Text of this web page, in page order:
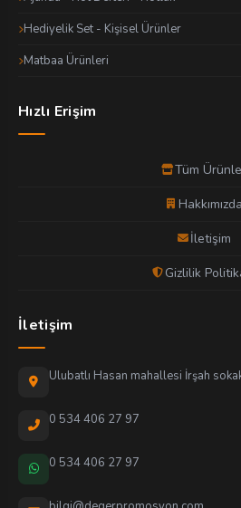
Hediyelik Set - Kişisel Ürünler
Matbaa Ürünleri
Hızlı Erişim
Tüm
Hakkımızda
İletişim
Gizlilik
İletişim
Ulubatlı Hasan mahallesi İrşah
0 534 406 27 97
0 534 406 27 97